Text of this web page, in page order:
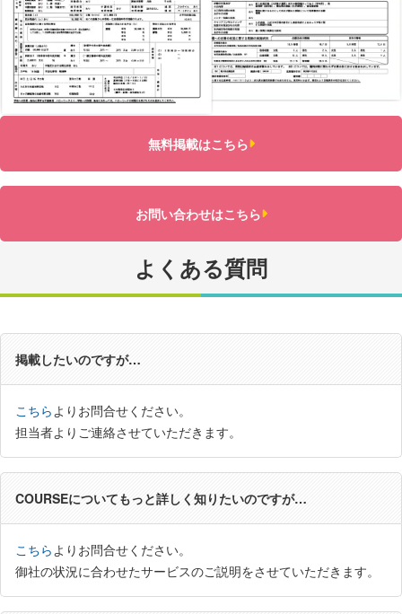
無料掲載はこちら
お問い合わせはこちら
よくある質問
掲載したいのですが…
こちらよりお問合せください。
担当者よりご連絡させていただきます。
COURSEについてもっと詳しく知りたいのですが…
こちらよりお問合せください。
御社の状況に合わせたサービスのご説明をさせていただきます。